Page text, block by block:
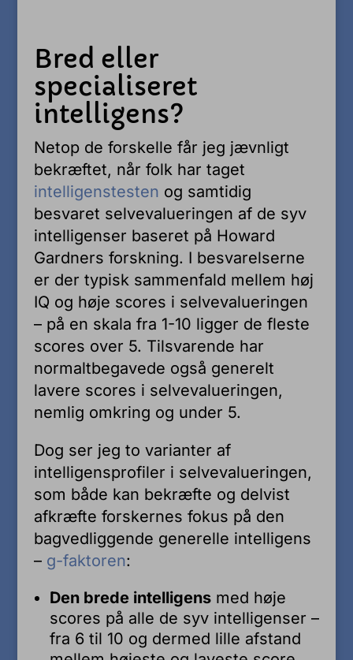
Bred eller
specialiseret
intelligens?
Netop de forskelle får jeg jævnligt
bekræftet, når folk har taget
intelligenstesten og samtidig
besvaret selvevalueringen af de syv
intelligenser baseret på Howard
Gardners forskning. I besvarelserne
er der typisk sammenfald mellem høj
IQ og høje scores i selvevalueringen
– på en skala fra 1-10 ligger de fleste
scores over 5. Tilsvarende har
normaltbegavede også generelt
lavere scores i selvevalueringen,
nemlig omkring og under 5.
Dog ser jeg to varianter af
intelligensprofiler i selvevalueringen,
som både kan bekræfte og delvist
afkræfte forskernes fokus på den
bagvedliggende generelle intelligens
– g-faktoren:
Den brede intelligensmed høje
scores på alle de syv intelligenser –
fra 6 til 10 og dermed lille afstand